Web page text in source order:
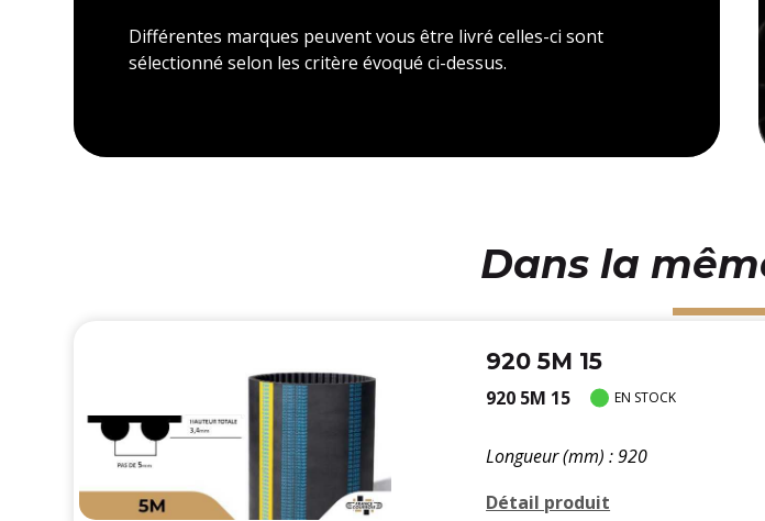
Différentes marques peuvent vous être livré celles-ci sont
sélectionné selon les critère évoqué ci-dessus.
Dans la
920 5M 15
920 5M 15 EN STOCK
Longueur (mm) : 920
Détail produit